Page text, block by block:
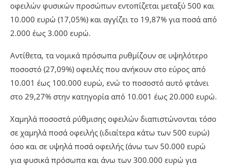
οφειλών φυσικών προσώπων εντοπίζεται μεταξύ 500 και
10.000 ευρώ (17,05%) και αγγίζει το 19,87% για ποσά από
2.000 έως 3.000 ευρώ.
Αντίθετα, τα νομικά πρόσωπα ρυθμίζουν σε υψηλότερο
ποσοστό (27,09%) οφειλές που ανήκουν στο εύρος από
10.001 έως 100.000 ευρώ, ενώ το ποσοστό αυτό φτάνει
στο 29,27% στην κατηγορία από 10.001 έως 20.000 ευρώ.
Χαμηλά ποσοστά ρύθμισης οφειλών διαπιστώνονται τόσο
σε χαμηλά ποσά οφειλής (ιδιαίτερα κάτω των 500 ευρώ)
όσο και σε υψηλά ποσά οφειλής (άνω των 50.000 ευρώ
για φυσικά πρόσωπα και άνω των 300.000 ευρώ για